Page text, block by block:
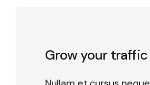
Grow your traffic